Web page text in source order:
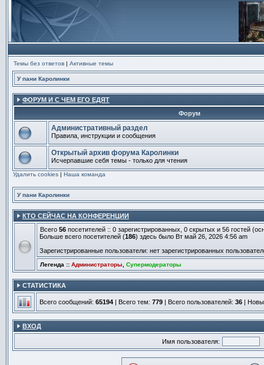
Темы без ответов | Активные темы
У пани Каролинки
ФОРУМ И С ЧЕМ ЕГО ЕДЯТ
Форум
Нет
непрочитанных
сообщений
Административный раздел
Правила, инструкции и сообщения
Нет
непрочитанных
Открытый архив форума Каролинки
Исчерпавшие себя темы - только для чтения
Удалить cookies | Наша команда
У пани Каролинки
КТО СЕЙЧАС НА КОНФЕРЕНЦИИ
Всего 56 посетителей :: 0 зарегистрированных, 0 скрытых и 56 гостей
Больше всего посетителей (186) здесь было Вт май 26, 2026 4:56 am
Зарегистрированные пользователи: нет зарегистрированных
Легенда :: Администраторы Супермодераторы
СТАТИСТИКА
Всего сообщений: 65194 | Всего тем: 779 | Всего пользователей: 36 |
ВХОД
Имя пользователя: